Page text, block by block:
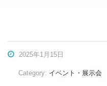
2025年1月15日
Category: イベント・展示会